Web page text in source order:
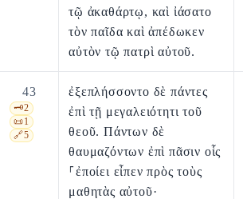
τῷ ἀκαθάρτῳ, καὶ ἰάσατο
τὸν παῖδα καὶ ἀπέδωκεν
αὐτὸν τῷ πατρὶ αὐτοῦ.
43
🗝️2
📜1
🔗5
ἐξεπλήσσοντο δὲ πάντες
ἐπὶ τῇ μεγαλειότητι τοῦ
θεοῦ. Πάντων δὲ
θαυμαζόντων ἐπὶ πᾶσιν οἷς
⸀ἐποίει εἶπεν πρὸς τοὺς
μαθητὰς αὐτοῦ·